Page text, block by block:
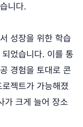
니다.
성장을 위한 학습
었습니다. 이를 통
경험을 토대로 콘
젝트가 가능해졌
가 크게 늘어 장소